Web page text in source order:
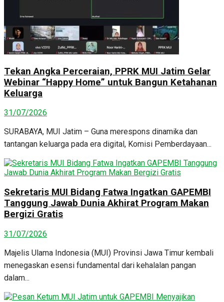
Tekan Angka Perceraian, PPRK MUI Jatim Gelar
Webinar “Happy Home” untuk Bangun Ketahanan
Keluarga
31/07/2026
SURABAYA, MUI Jatim – Guna merespons dinamika dan
tantangan keluarga pada era digital, Komisi Pemberdayaan...
Sekretaris MUI Bidang Fatwa Ingatkan GAPEMBI
Tanggung Jawab Dunia Akhirat Program Makan
Bergizi Gratis
31/07/2026
Majelis Ulama Indonesia (MUI) Provinsi Jawa Timur kembali
menegaskan esensi fundamental dari kehalalan pangan
dalam...